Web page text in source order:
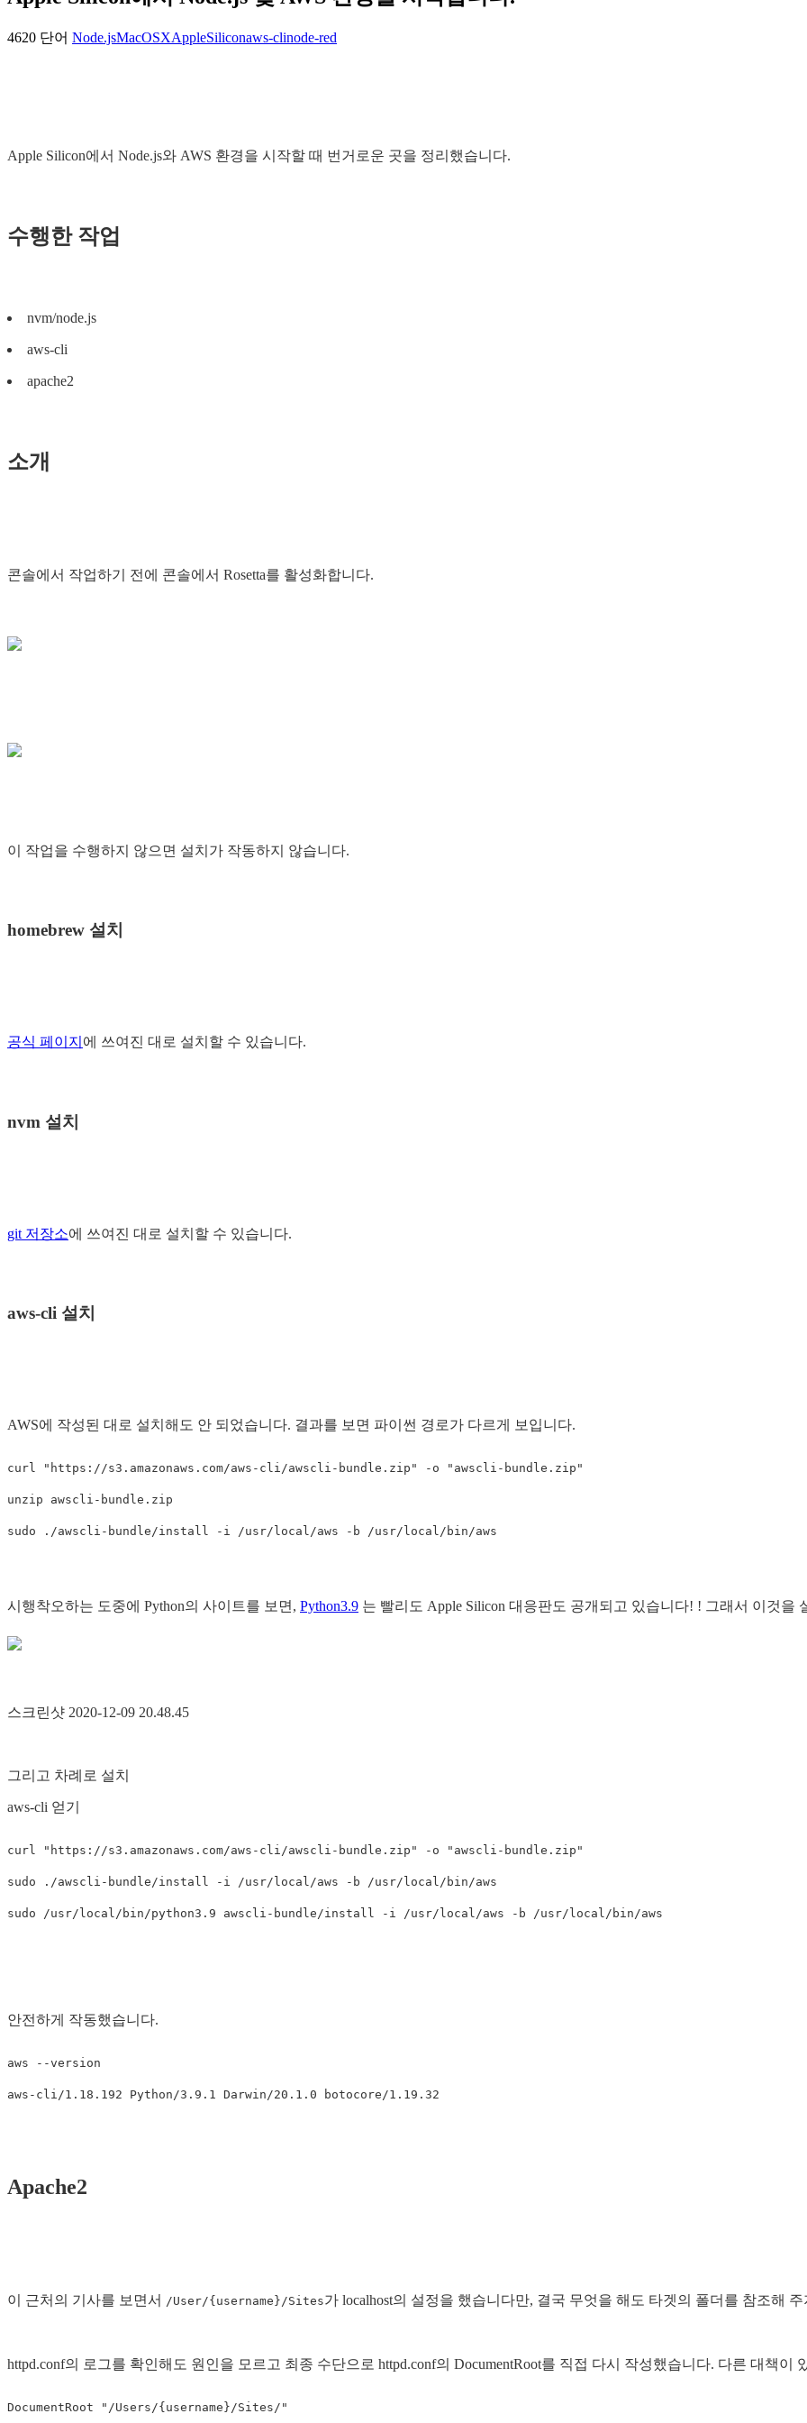
4620 단어 Node.jsMacOSXAppleSiliconaws-clinode-red
Apple Silicon에서 Node.js와 AWS 환경을 시작할 때 번거로운 곳을 정리했습니다.
수행한 작업
nvm/node.js
aws-cli
apache2
소개
콘솔에서 작업하기 전에 콘솔에서 Rosetta를 활성화합니다.
이 작업을 수행하지 않으면 설치가 작동하지 않습니다.
homebrew 설치
공식 페이지 에 쓰여진 대로 설치할 수 있습니다.
nvm 설치
git 저장소에 쓰여진 대로 설치할 수 있습니다.
aws-cli 설치
AWS에 작성된 대로 설치해도 안 되었습니다. 결과를 보면 파이썬 경로가 다르게 보입니다.
curl "https://s3.amazonaws.com/aws-cli/awscli-bundle.zip" -o "awscli-bundle.zip"
unzip awscli-bundle.zip
시행착오하는 도중에 Python의 사이트를 보면, Python3.9 는 빨리도 Apple Silicon 대응판도 공개되고 있습니다! ! 그래서 이것을
스크린샷 2020-12-09 20.48.45
그리고 차례로 설치
aws-cli 얻기
curl "https://s3.amazonaws.com/aws-cli/awscli-bundle.zip" -o "awscli-bundle.zip"
sudo ./awscli-bundle/install -i /usr/local/aws -b
sudo /usr/local/bin/python3.9 awscli-bundle/install -i /usr/local/aws -b /usr/local/bin/aws
안전하게 작동했습니다.
aws --version
Apache2
이 근처의 기사를 보면서 /User/{username}/Sites가 localhost의 설정을 했습니다만, 결국 무엇을 해도 타겟의 폴더를 참조해
httpd.conf의 로그를 확인해도 원인을 모르고 최종 수단으로 httpd.conf의 DocumentRoot를 직접 다시 작성했습니다. 다른 대책이
DocumentRoot "/Users/{username}/Sites/"